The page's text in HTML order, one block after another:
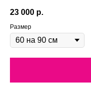
23 000 р.
Размер